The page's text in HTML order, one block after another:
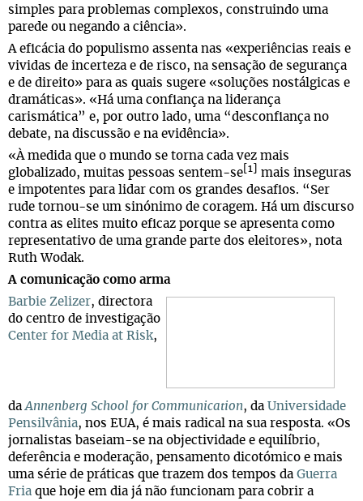
simples para problemas complexos, construindo uma
parede ou negando a ciência».
A eficácia do populismo assenta nas «experiências reais e
vividas de incerteza e de risco, na sensação de segurança
e de direito» para as quais sugere «soluções nostálgicas e
dramáticas». «Há uma confiança na liderança
carismática” e, por outro lado, uma “desconfiança no
debate, na discussão e na evidência».
«À medida que o mundo se torna cada vez mais
globalizado, muitas pessoas sentem-se [1]
mais inseguras
e impotentes para lidar com os grandes desafios. “Ser
rude tornou-se um sinónimo de coragem. Há um discurso
contra as elites muito eficaz porque se apresenta como
representativo de uma grande parte dos eleitores», nota
Ruth Wodak.
A comunicação como arma
Barbie Zelizer, directora
do centro de investigação
Center for Media at Risk,
daAnnenberg School for Communication, da Universidade
Pensilvânia, nos EUA, é mais radical na sua resposta. «Os
jornalistas baseiam-se na objectividade e equilíbrio,
deferência e moderação, pensamento dicotómico e mais
uma série de práticas que trazem dos tempos da Guerra
Fria que hoje em dia já não funcionam para cobrir a